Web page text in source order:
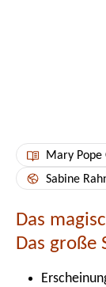
Mary Pope
Sabine
Das
Das große